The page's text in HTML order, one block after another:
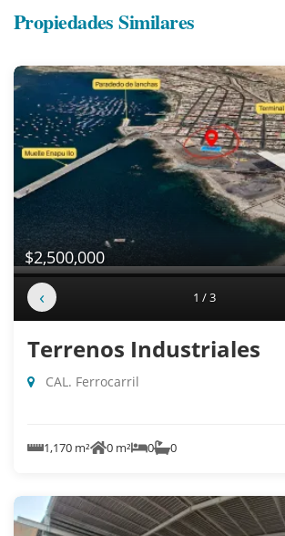
Propiedades Similares
$2,500,000
‹ 1 / 3
Terrenos Industriales
CAL. Ferrocarril
1,170 m² 0 m² 0 0